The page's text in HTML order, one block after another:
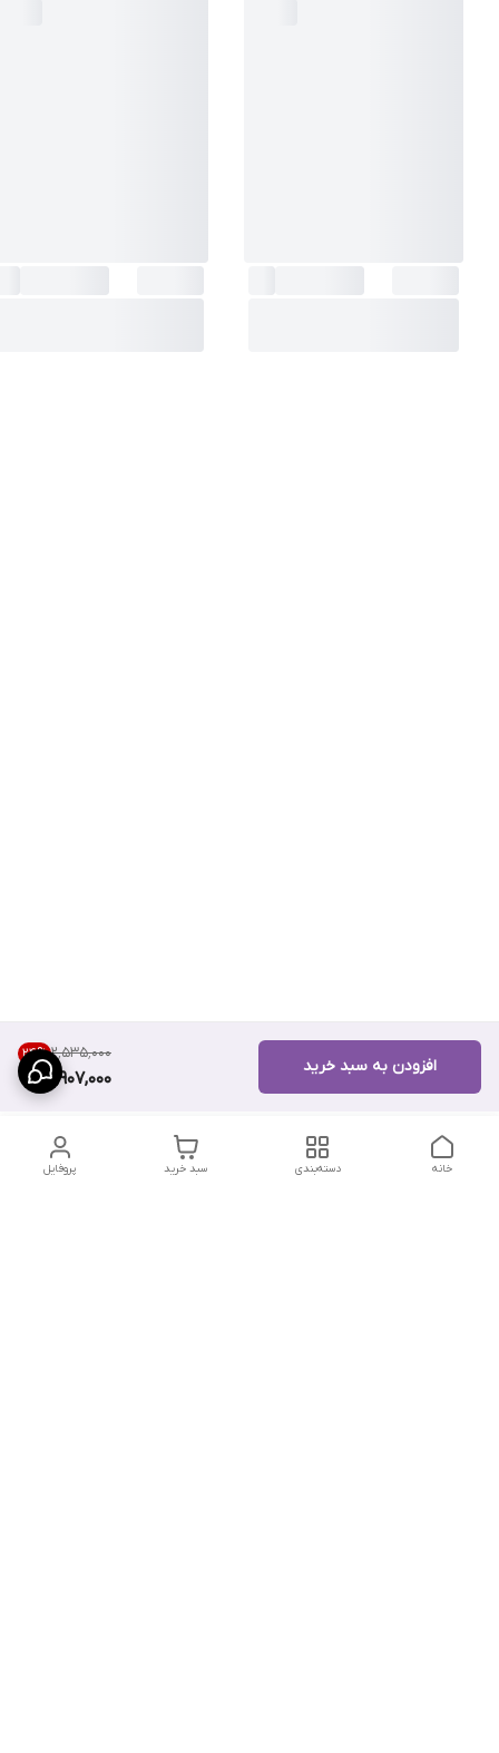
۲٬۵۳۵٬۰۰۰ 24%
1,907,000
افزودن به سبد خرید
پروفایل سبد خرید دسته‌بندی خانه